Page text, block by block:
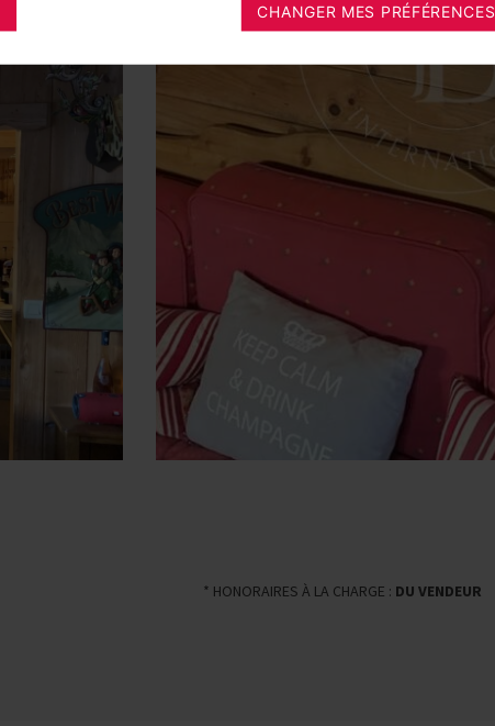
CHANGER MES PRÉFÉRENCES
* HONORAIRES À LA CHARGE : DU VENDEUR